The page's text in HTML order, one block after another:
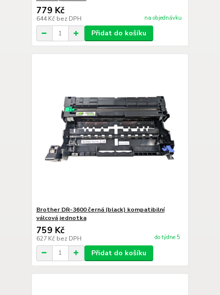
779 Kč
644 Kč bez DPH na objednávku
Přidat do košíku
Brother DR-3600 černá (black) kompatibilní
válcová jednotka
759 Kč
627 Kč bez DPH do týdne 5
Přidat do košíku